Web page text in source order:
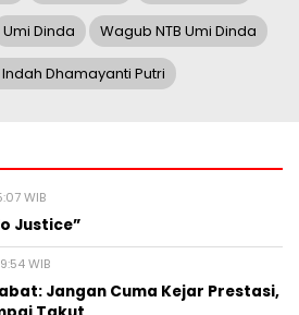
Umi Dinda Wagub NTB Umi Dinda
Dhamayanti Putri
WIB
Justice”
WIB
Jangan Cuma Kejar Prestasi,